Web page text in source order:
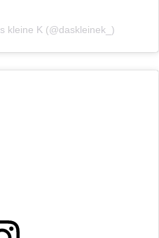
kleine K (@daskleinek_)